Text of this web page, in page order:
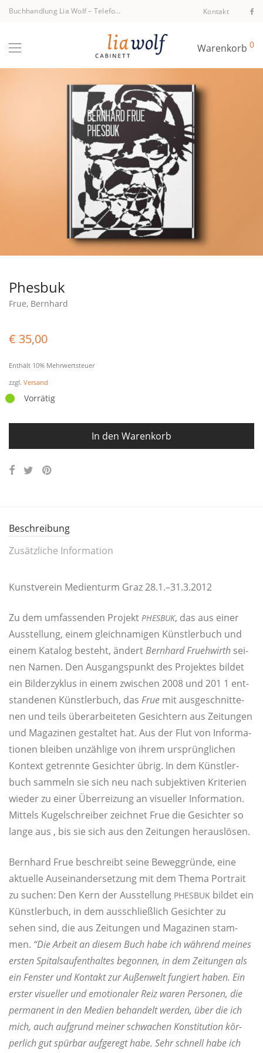
Buchhandlung Lia Wolf– Telefon +43 1 512 40 94 Kontakt
Warenkorb 0
Phesbuk
Frue, Bernhard
€ 35,00
Enthält 10% Mehrwertsteuer
zzgl. Versand
Vorrätig
In den Warenkorb
Beschreibung
Zusätzliche Information
Kunst­ver­ein Medi­en­turm Graz 28.1.–31.3.2012
Zu dem umfas­sen­den Pro­jekt PHESBUK, das aus einer
Aus­stel­lung, einem gleich­na­mi­gen Künst­ler­buch und
einem Kata­log besteht, ändertBern­hard Frueh­wirth sei­
nen Namen. Den Aus­gangs­punkt des Pro­jek­tes bil­det
ein Bil­der­zy­klus in einem zwi­schen 2008 und 201 1 ent­
stan­de­nen Künst­ler­buch, das Frue mit aus­ge­schnit­te­
nen und teils über­ar­bei­te­ten Gesich­tern aus Zei­tun­gen
und Maga­zi­nen gestal­tet hat. Aus der Flut von Infor­ma­
tio­nen blei­ben unzäh­li­ge von ihrem ursprüng­li­chen
Kon­text getrenn­te Gesich­ter übrig. In dem Künst­ler­
buch sam­meln sie sich neu nach sub­jek­ti­ven Kri­te­ri­en
wie­der zu einer Über­rei­zung an visu­el­ler Infor­ma­ti­on.
Mit­tels Kugel­schrei­ber zeich­net Frue die Gesich­ter so
lan­ge aus , bis sie sich aus den Zei­tun­gen herauslösen.
Bern­hard Frue beschreibt sei­ne Beweg­grün­de, eine
aktu­el­le Aus­ein­an­der­set­zung mit dem The­ma Por­trait
zu suchen: Den Kern der Aus­stel­lung PHESBUK bil­det ein
Künst­ler­buch, in dem aus­schließ­lich Gesich­ter zu
sehen sind, die aus Zei­tun­gen und Maga­zi­nen stam­
men. “Die Arbeit an die­sem Buch habe ich wäh­rend mei­nes
ers­ten Spi­tals­auf­ent­hal­tes begon­nen, in dem Zei­tun­gen als
ein Fens­ter und Kon­takt zur Außen­welt fun­giert haben. Ein
ers­ter visu­el­ler und emo­tio­na­ler Reiz waren Per­so­nen, die
per­ma­nent in den Medi­en behan­delt wer­den, über die ich
mich, auch auf­grund mei­ner schwa­chen Kon­sti­tu­ti­on kör­
per­lich gut spür­bar auf­ge­regt habe. Sehr schnell habe ich